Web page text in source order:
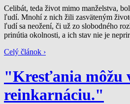
Celibát, teda život mimo manželstva,
ľudí. Mnohí z nich žili zasväteným
ľudí sa neožení, či už zo slobodného
prinútia okolnosti, a ich stav nie je
Celý článok ›
"Kresťania môžu
reinkarnáciu."